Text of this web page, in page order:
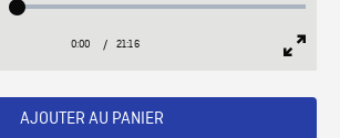
Loaded:
Current
0:00 / Duration
21:16
AJOUTER AU PANIER